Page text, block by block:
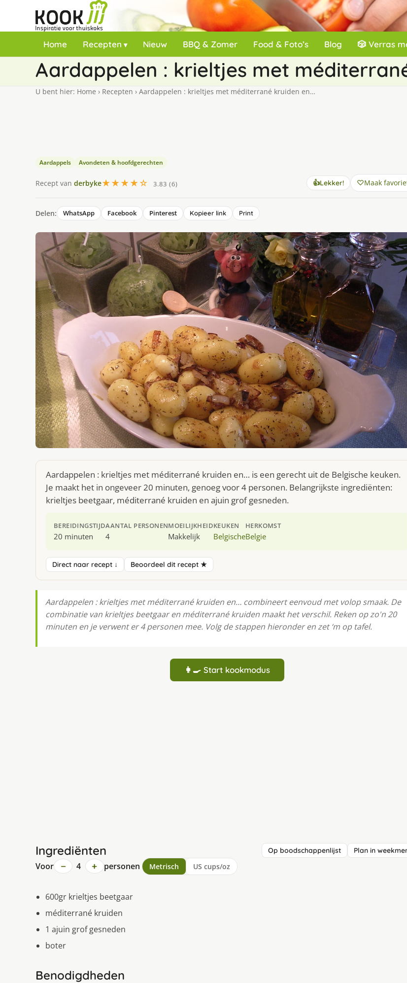
Home Recepten Nieuw BBQ & Zomer Food & Foto’s Blog 🎲 Verras
Aardappelen : krieltjes met
U bent hier: Home › Recepten › Aardappelen : krieltjes met méditerrané kruiden en…
Aardappels Avondeten & hoofdgerechten
Recept van derbyke★★★★☆ 3.83 (6) 👍Lekker! Maak
Delen: WhatsApp Facebook Pinterest Kopieer link Print
Aardappelen : krieltjes met méditerrané kruiden en… is een gerecht uit de Belgische keuken.
Je maakt het in ongeveer 20 minuten, genoeg voor 4 personen. Belangrijkste ingrediënten:
krieltjes beetgaar, méditerrané kruiden en ajuin grof gesneden.
BEREIDINGSTIJD
20 minuten
AANTAL PERSONEN
4
MOEILIJKHEID
Makkelijk
KEUKEN
Belgische
HERKOMST
Belgie
Direct naar recept ↓ Beoordeel dit recept ★
Aardappelen : krieltjes met méditerrané kruiden en… combineert eenvoud met volop smaak. De
combinatie van krieltjes beetgaar en méditerrané kruiden maakt het verschil. Reken op zo'n 20
minuten en je verwent er 4 personen mee. Volg de stappen hieronder en zet ‘m op tafel.
👩‍🍳 Start kookmodus
Ingrediënten Op boodschappenlijst Plan in
Voor − 4 + personen Metrisch US cups/oz
600gr krieltjes beetgaar
méditerrané kruiden
1 ajuin grof gesneden
boter
Benodigdheden